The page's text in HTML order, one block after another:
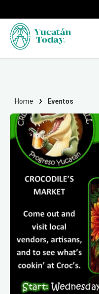
Home Eventos